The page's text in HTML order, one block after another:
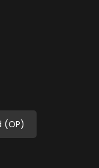
(OP)